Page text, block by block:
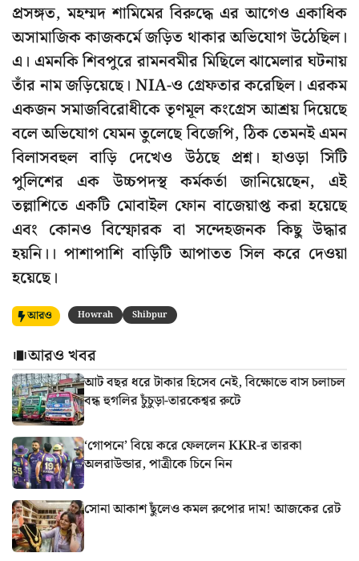
প্রসঙ্গত, মহম্মদ শামিমের বিরুদ্ধে এর আগেও একাধিক
অসামাজিক কাজকর্মে জড়িত থাকার অভিযোগ উঠেছিল।
এ। এমনকি শিবপুরে রামনবমীর মিছিলে ঝামেলার ঘটনায়
তাঁর নাম জড়িয়েছে। NIA-ও গ্রেফতার করেছিল। এরকম
একজন সমাজবিরোধীকে তৃণমূল কংগ্রেস আশ্রয় দিয়েছে
বলে অভিযোগ যেমন তুলেছে বিজেপি, ঠিক তেমনই এমন
বিলাসবহুল বাড়ি দেখেও উঠছে প্রশ্ন। হাওড়া সিটি
পুলিশের এক উচ্চপদস্থ কর্মকর্তা জানিয়েছেন, এই
তল্লাশিতে একটি মোবাইল ফোন বাজেয়াপ্ত করা হয়েছে
এবং কোনও বিস্ফোরক বা সন্দেহজনক কিছু উদ্ধার
হয়নি।। পাশাপাশি বাড়িটি আপাতত সিল করে দেওয়া
হয়েছে।
আরও Howrah Shibpur
আরও খবর
আট বছর ধরে টাকার হিসেব নেই, বিক্ষোভে বাস চলাচল
বন্ধ হুগলির চুঁচুড়া-তারকেশ্বর রুটে
‘গোপনে’ বিয়ে করে ফেললেন KKR-র তারকা
অলরাউন্ডার, পাত্রীকে চিনে নিন
সোনা আকাশ ছুঁলেও কমল রুপোর দাম! আজকের রেট